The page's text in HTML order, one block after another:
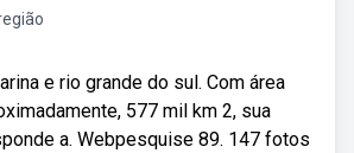
e rio grande do sul. Com área
577 mil km 2, sua
a. Webpesquise 89. 147 fotos